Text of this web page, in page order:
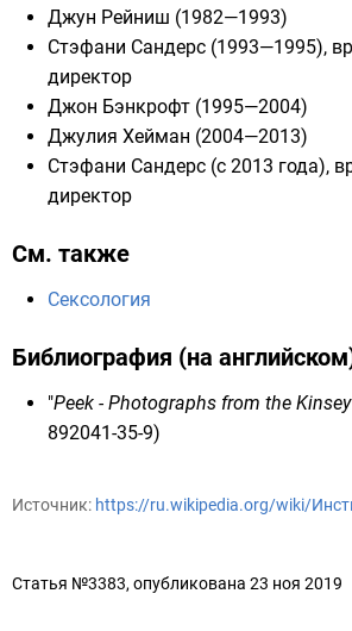
Джун Рейниш (1982—1993)
Стэфани Сандерс (1993—1995),
директор
Джон Бэнкрофт (1995—2004)
Джулия Хейман (2004—2013)
Стэфани Сандерс (с 2013 года),
директор
См. также
Сексология
Библиография (на
"Peek - Photographs from the
892041-35-9)
Источник: https://ru.wikipedia.org/wiki/
Статья №3383, опубликована 23 ноя 2019